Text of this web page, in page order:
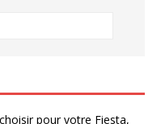
pour votre Fiesta,